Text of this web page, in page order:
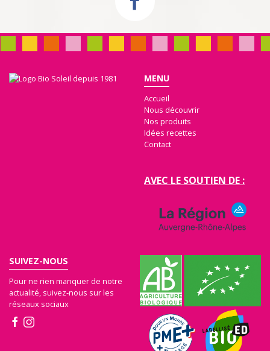
MENU
Accueil
Nous découvrir
Nos produits
Idées recettes
Contact
AVEC LE SOUTIEN DE :
SUIVEZ-NOUS
Pour ne rien manquer de notre
actualité, suivez-nous sur les
réseaux sociaux